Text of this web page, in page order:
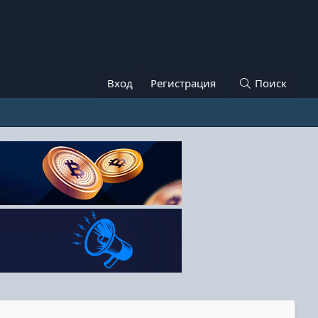
Вход Регистрация Поиск